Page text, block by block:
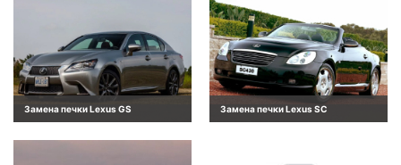
Замена печки Lexus GS Замена печки Lexus SC